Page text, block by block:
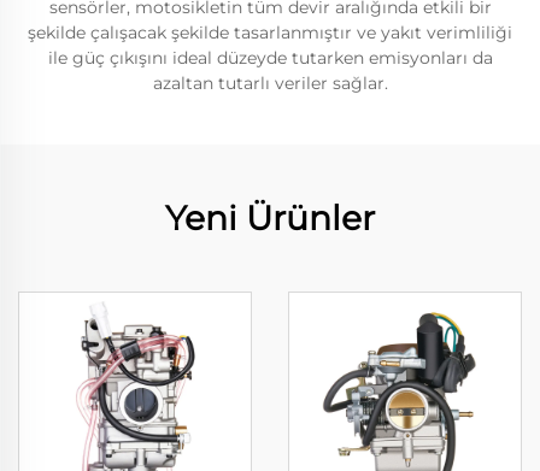
sensörler, motosikletin tüm devir aralığında etkili bir
şekilde çalışacak şekilde tasarlanmıştır ve yakıt verimliliği
ile güç çıkışını ideal düzeyde tutarken emisyonları da
azaltan tutarlı veriler sağlar.
Yeni Ürünler